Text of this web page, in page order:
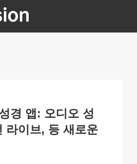
경 앱: 오디오 성
라이브, 등 새로운